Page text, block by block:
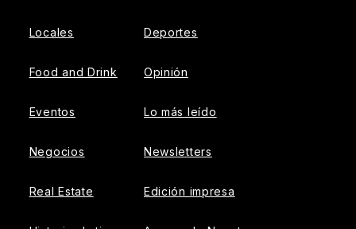
Locales
Food and Drink
Eventos
Negocios
Real Estate
Deportes
Opinión
Lo más leído
Newsletters
Edición impresa